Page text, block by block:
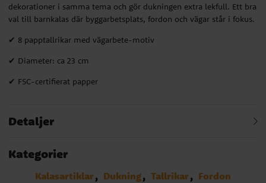
dekorationer i samma tema och gör dukningen extra lekfull. Ett bra
val till barnkalas där byggarbetsplats, fordon och vägar står i fokus.
✔ 8 papptallrikar med vägarbete-motiv
✔ Diameter: ca 23 cm
✔ FSC-certifierat papper
Detaljer
Kategorier
Kalasartiklar Dukning Tallrikar Fordon